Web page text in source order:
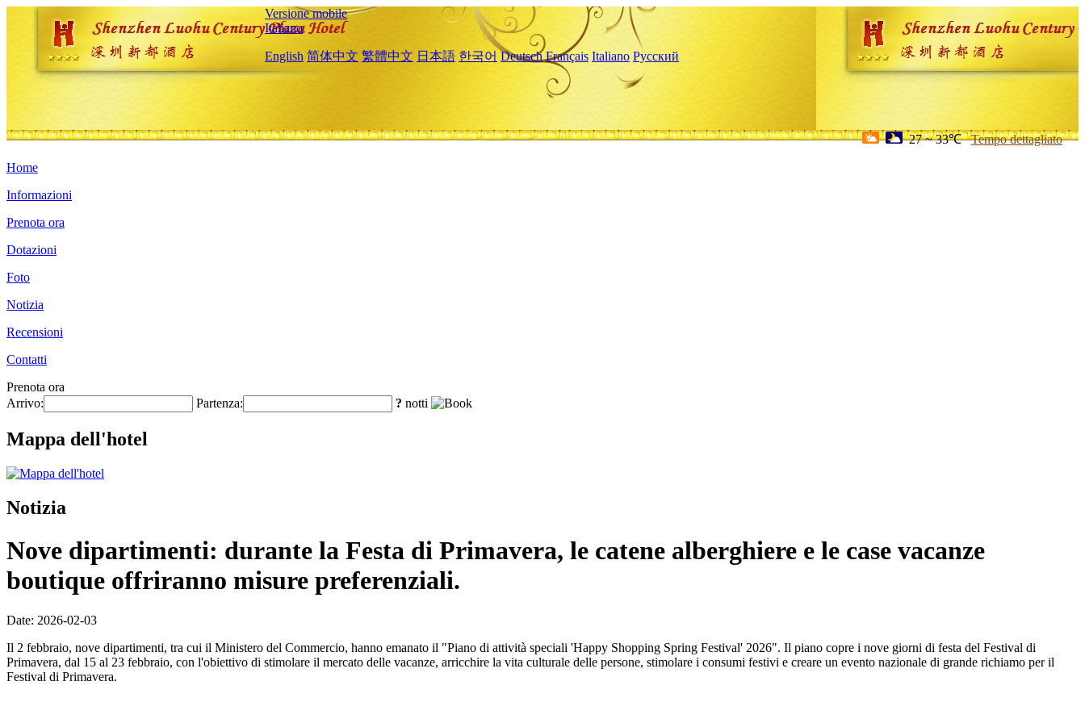
Versione mobile
Italiano
English 简体中文 繁體中文 日本語 한국어 Deutsch Français Italiano Русский
27 ~ 33℃ Tempo dettagliato
Home
Informazioni
Prenota ora
Dotazioni
Foto
Notizia
Recensioni
Contatti
Prenota ora
Arrivo:
Partenza: ? notti
Mappa dell'hotel
Notizia
Nove dipartimenti: durante la Festa di Primavera, le catene alberghiere e le case vacanze
boutique offriranno misure preferenziali.
Date: 2026-02-03
Il 2 febbraio, nove dipartimenti, tra cui il Ministero del Commercio, hanno emanato il "Piano di attività speciali 'Happy Shopping Spring Festival' 2026". Il piano copre i nove giorni di festa del Festival di
Primavera, dal 15 al 23 febbraio, con l'obiettivo di stimolare il mercato delle vacanze, arricchire la vita culturale delle persone, stimolare i consumi festivi e creare un evento nazionale di grande richiamo per il
Festival di Primavera.